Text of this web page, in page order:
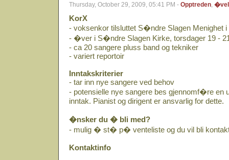
Thursday, October 29, 2009, 05:41 PM - Opptreden,
KorX
- voksenkor tilsluttet S�ndre Slagen Menighet
- �ver i S�ndre Slagen Kirke, torsdager 19 -
- ca 20 sangere pluss band og tekniker
- variert reportoir
Inntakskriterier
- tar inn nye sangere ved behov
- potensielle nye sangere bes gjennomf�re
inntak. Pianist og dirigent er ansvarlig for dette.
�nsker du � bli med?
- mulig � st� p� venteliste og du vil bli
Kontaktinfo